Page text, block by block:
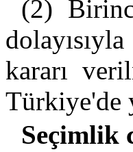
(2)
kararı
Türkiye'de
Seçimlik